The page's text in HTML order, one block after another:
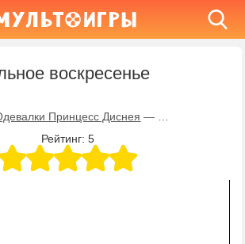
воскресенье
Принцесс Диснея —
Рейтинг: 5